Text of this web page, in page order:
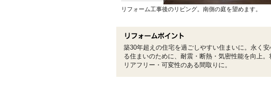
リフォーム工事後のリビング。南側の庭を望めます。
築30年超えの住宅を過ごしやすい住まいに。永く
る住まいのために、耐震・断熱・気密性能を向上
リアフリー・可変性のある間取りに。